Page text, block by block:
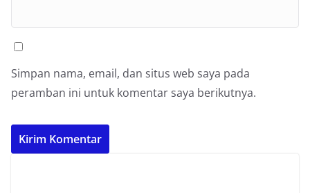
Simpan nama, email, dan situs web saya pada
peramban ini untuk komentar saya berikutnya.